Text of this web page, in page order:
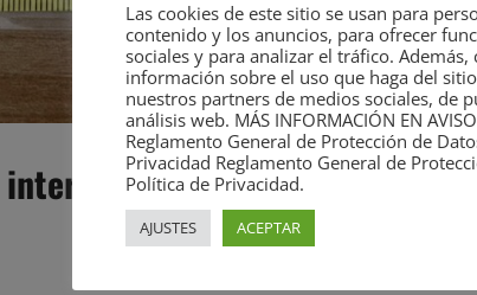
un arma blanca y
Las cookies de este sitio se usan para
contenido y los anuncios, para ofrecer
sociales y para analizar el tráfico.
información sobre el uso que haga del
nuestros partners de medios sociales, de
análisis web. MÁS INFORMACIÓN EN
Reglamento General de Protección de
Privacidad Reglamento General de
Política de Privacidad.
AJUSTES ACEPTAR